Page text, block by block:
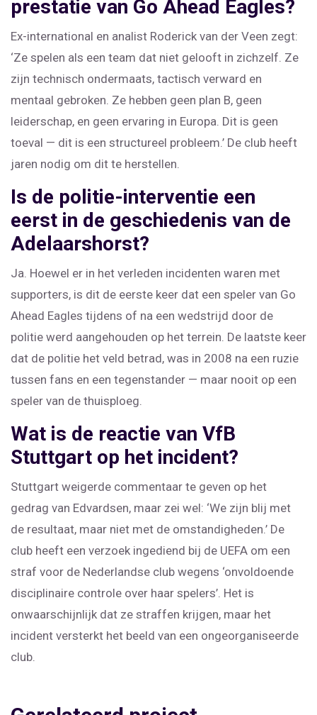
prestatie van Go Ahead Eagles?
Ex-international en analist Roderick van der Veen zegt:
‘Ze spelen als een team dat niet gelooft in zichzelf. Ze
zijn technisch ondermaats, tactisch verward en
mentaal gebroken. Ze hebben geen plan B, geen
leiderschap, en geen ervaring in Europa. Dit is geen
toeval — dit is een structureel probleem.’ De club heeft
jaren nodig om dit te herstellen.
Is de politie-interventie een
eerst in de geschiedenis van de
Adelaarshorst?
Ja. Hoewel er in het verleden incidenten waren met
supporters, is dit de eerste keer dat een speler van Go
Ahead Eagles tijdens of na een wedstrijd door de
politie werd aangehouden op het terrein. De laatste keer
dat de politie het veld betrad, was in 2008 na een ruzie
tussen fans en een tegenstander — maar nooit op een
speler van de thuisploeg.
Wat is de reactie van VfB
Stuttgart op het incident?
Stuttgart weigerde commentaar te geven op het
gedrag van Edvardsen, maar zei wel: ‘We zijn blij met
de resultaat, maar niet met de omstandigheden.’ De
club heeft een verzoek ingediend bij de UEFA om een
straf voor de Nederlandse club wegens ‘onvoldoende
disciplinaire controle over haar spelers’. Het is
onwaarschijnlijk dat ze straffen krijgen, maar het
incident versterkt het beeld van een ongeorganiseerde
club.